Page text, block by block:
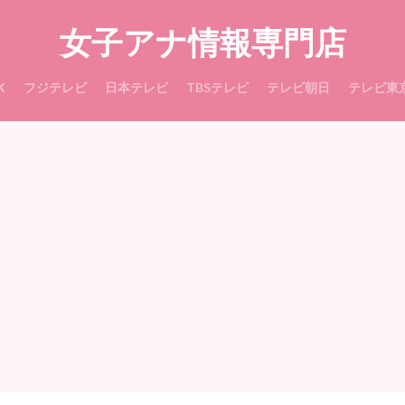
女子アナ情報専門店
フジテレビ 日本テレビ TBSテレビ テレビ朝日 テレビ東